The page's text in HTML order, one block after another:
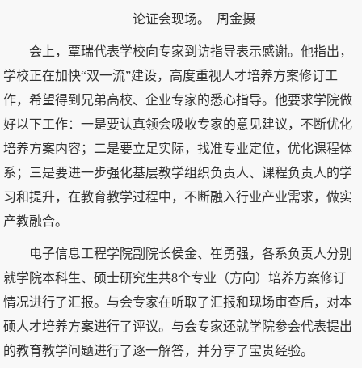
论证会现场。 周金摄
会上，覃瑞代表学校向专家到访指导表示感谢。他指出，
学校正在加快“双一流”建设，高度重视人才培养方案修订工
作，希望得到兄弟高校、企业专家的悉心指导。他要求学院做
好以下工作：一是要认真领会吸收专家的意见建议，不断优化
培养方案内容；二是要立足实际，找准专业定位，优化课程体
系；三是要进一步强化基层教学组织负责人、课程负责人的学
习和提升，在教育教学过程中，不断融入行业产业需求，做实
产教融合。
电子信息工程学院副院长侯金、崔勇强，各系负责人分别
就学院本科生、硕士研究生共8个专业（方向）培养方案修订
情况进行了汇报。与会专家在听取了汇报和现场审查后，对本
硕人才培养方案进行了评议。与会专家还就学院参会代表提出
的教育教学问题进行了逐一解答，并分享了宝贵经验。